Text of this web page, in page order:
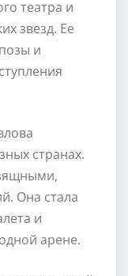
театра и
звезд. Ее
и
странах.
Она стала
и
арене.